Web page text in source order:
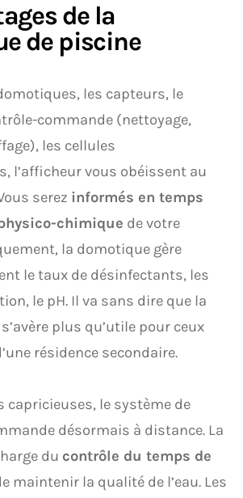
de la
de piscine
les capteurs, le
commande (nettoyage,
les cellules
l’afficheur vous obéissent au
serez informés en temps
chimique de votre
la domotique gère
le taux de désinfectants, les
le pH. Il va sans dire que la
plus qu’utile pour ceux
résidence secondaire.
capricieuses, le système de
désormais à distance. La
du contrôle du temps de
maintenir la qualité de l’eau. Les